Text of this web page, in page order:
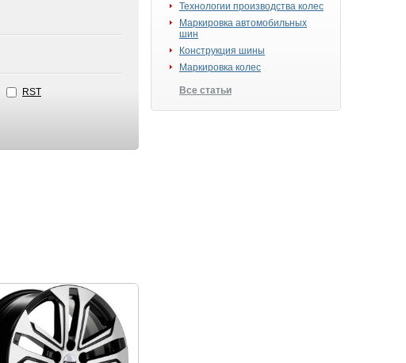
Технологии производства колес
Маркировка автомобильных
шин
Конструкция шины
Маркировка колес
Все статьи
RST